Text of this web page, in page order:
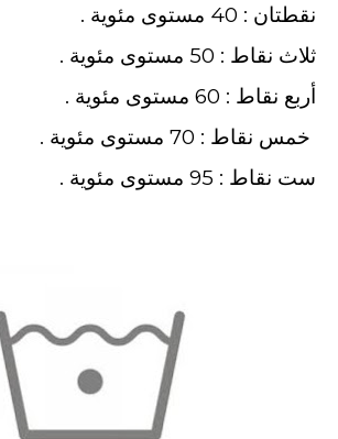
نقطتان : 40 مستوى مئوية .
ثلاث نقاط : 50 مستوى مئوية .
أربع نقاط : 60 مستوى مئوية .
خمس نقاط : 70 مستوى مئوية .
ست نقاط : 95 مستوى مئوية .